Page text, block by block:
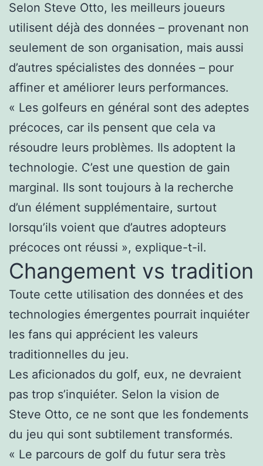
Selon Steve Otto, les meilleurs joueurs
utilisent déjà des données – provenant non
seulement de son organisation, mais aussi
d’autres spécialistes des données – pour
affiner et améliorer leurs performances.
« Les golfeurs en général sont des adeptes
précoces, car ils pensent que cela va
résoudre leurs problèmes. Ils adoptent la
technologie. C’est une question de gain
marginal. Ils sont toujours à la recherche
d’un élément supplémentaire, surtout
lorsqu’ils voient que d’autres adopteurs
précoces ont réussi », explique-t-il.
Changement vs tradition
Toute cette utilisation des données et des
technologies émergentes pourrait inquiéter
les fans qui apprécient les valeurs
traditionnelles du jeu.
Les aficionados du golf, eux, ne devraient
pas trop s’inquiéter. Selon la vision de
Steve Otto, ce ne sont que les fondements
du jeu qui sont subtilement transformés.
« Le parcours de golf du futur sera très